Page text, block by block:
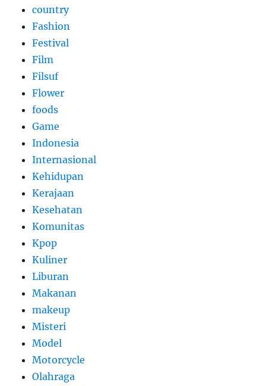
country
Fashion
Festival
Film
Filsuf
Flower
foods
Game
Indonesia
Internasional
Kehidupan
Kerajaan
Kesehatan
Komunitas
Kpop
Kuliner
Liburan
Makanan
makeup
Misteri
Model
Motorcycle
Olahraga